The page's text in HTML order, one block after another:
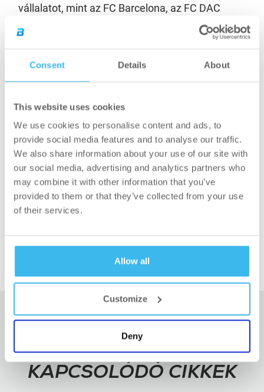
Consent Details About
This website uses cookies
We use cookies to personalise content and ads, to
provide social media features and to analyse our traffic.
We also share information about your use of our site with
our social media, advertising and analytics partners who
may combine it with other information that you’ve
provided to them or that they’ve collected from your use
of their services.
Allow all
Customize
Deny
vállalatot, mint az FC Barcelona, az FC DAC
1904 Dunaszerdahely, az Újpest FC, az OSC
Újbuda, a Falco KC Szombathely, vagy a Magyar
termékeivel és szakértelmével támogatnák
szervezetük sportsikereit.
Sportegyesületként csatlakoznátok a
BioTechUSA csapatához?Regisztráljatok
adatbázisunkba, vagy vegyétek fel velünk a
kapcsolatot a teamsport@biotechusa.comemail
címen!
KAPCSOLÓDÓ CIKKEK